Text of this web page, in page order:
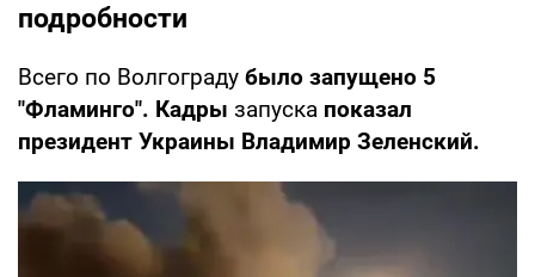
подробности
Всего по Волгограду было запущено 5
"Фламинго". Кадры запуска показал
президент Украины Владимир Зеленский.